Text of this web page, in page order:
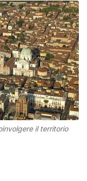
il territorio